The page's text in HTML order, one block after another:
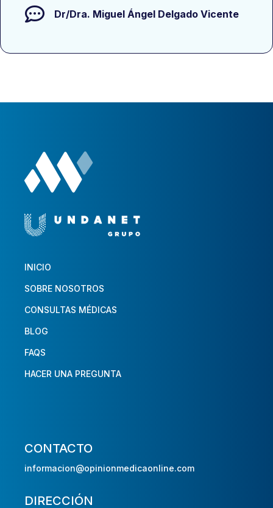
Dr/Dra. Miguel Ángel Delgado Vicente
INICIO
SOBRE NOSOTROS
CONSULTAS MÉDICAS
BLOG
FAQS
HACER UNA PREGUNTA
CONTACTO
informacion@opinionmedicaonline.com
DIRECCIÓN